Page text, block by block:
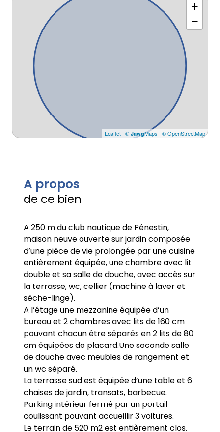
+
−
Leaflet | © JawgMaps | © OpenStreetMap
A propos
de ce bien
A 250 m du club nautique de Pénestin,
maison neuve ouverte sur jardin composée
d’une pièce de vie prolongée par une cuisine
entièrement équipée, une chambre avec lit
double et sa salle de douche, avec accès sur
la terrasse, wc, cellier (machine à laver et
sèche-linge).
A l’étage une mezzanine équipée d’un
bureau et 2 chambres avec lits de 160 cm
pouvant chacun être séparés en 2 lits de 80
cm équipées de placard.Une seconde salle
de douche avec meubles de rangement et
un wc séparé.
La terrasse sud est équipée d’une table et 6
chaises de jardin, transats, barbecue.
Parking intérieur fermé par un portail
coulissant pouvant accueillir 3 voitures.
Le terrain de 520 m2 est entièrement clos.